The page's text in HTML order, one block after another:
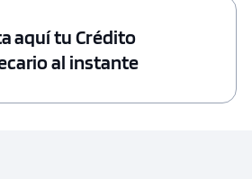
aquí tu Crédito
al instante